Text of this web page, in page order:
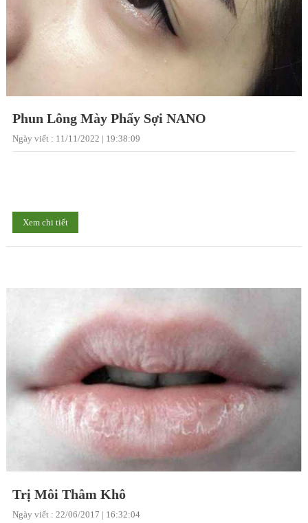
Phun Lông Mày Phẩy Sợi NANO
Ngày viết : 11/11/2022 | 19:38:09
Xem chi tiết
Trị Môi Thâm Khô
Ngày viết : 22/06/2017 | 16:32:04